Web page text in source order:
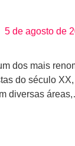
5 de agosto de
dos mais
do século
diversas